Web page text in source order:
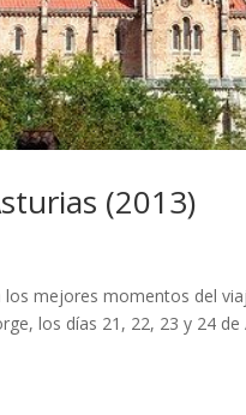
(2013)
mejores momentos del
los días 21, 22, 23 y 24